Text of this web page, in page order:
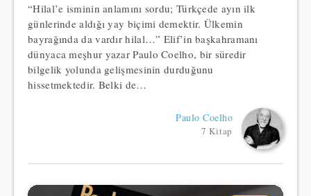
“Hilal’e isminin anlamını sordu; Türkçede ayın ilk
günlerinde aldığı yay biçimi demektir. Ülkemin
bayrağında da vardır hilal…” Elif’in başkahramanı
dünyaca meşhur yazar Paulo Coelho, bir süredir
bilgelik yolunda gelişmesinin durduğunu
hissetmektedir. Belki de…
Paulo Coelho
7 Kitap